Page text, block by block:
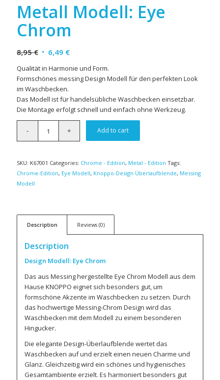
Metall Modell: Eye
Chrom
8,95€ 6,49 €
Qualität in Harmonie und Form.
Formschönes messing Design Modell für den perfekten Look
im Waschbecken.
Das Modell ist für handelsübliche Waschbecken einsetzbar.
Die Montage erfolgt schnell und einfach ohne Werkzeug.
Add to cart
SKU: K67001 Categories: Chrome - Edition, Metal - Edition Tags:
Chrome-Edition, Eye Modell, Knoppo-Design Überlaufblende, Messing
Modell
Description Reviews (0)
Description
Design Modell: Eye Chrom
Das aus Messing hergestellte Eye Chrom Modell aus dem
Hause KNOPPO eignet sich besonders gut, um
formschöne Akzente im Waschbecken zu setzen. Durch
das hochwertige Messing-Chrom Design wird das
Waschbecken mit dem Modell zu einem besonderen
Hingucker.
Die elegante Design-Überlaufblende wertet das
Waschbecken auf und erzielt einen neuen Charme und
Glanz. Gleichzeitig wird ein schönes und hygienisches
Gesamtambiente erzielt. Es harmoniert besonders gut